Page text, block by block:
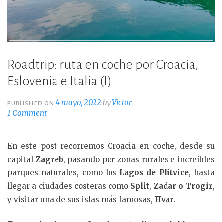
Roadtrip: ruta en coche por Croacia,
Eslovenia e Italia (I)
PUBLISHED ON4 mayo, 2022 byVictor
1 Comment
En este post recorremos Croacia en coche, desde su
capital Zagreb, pasando por zonas rurales e increíbles
parques naturales, como los Lagos de Plitvice, hasta
llegar a ciudades costeras como Split, Zadar o Trogir,
y visitar una de sus islas más famosas, Hvar.